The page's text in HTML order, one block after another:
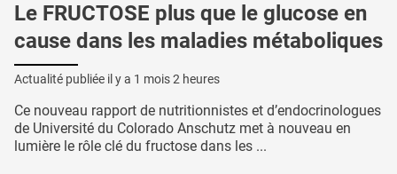
Le FRUCTOSE plus que le glucose en
cause dans les maladies métaboliques
Actualité publiée il y a 1 mois 2 heures
Ce nouveau rapport de nutritionnistes et d’endocrinologues
de Université du Colorado Anschutz met à nouveau en
lumière le rôle clé du fructose dans les ...